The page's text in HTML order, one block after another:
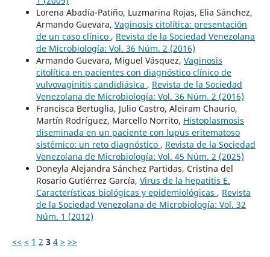
Lorena Abadía-Patiño, Luzmarina Rojas, Elia Sánchez,
Armando Guevara, Vaginosis citolítica: presentación
de un caso clínico , Revista de la Sociedad Venezolana
de Microbiología: Vol. 36 Núm. 2 (2016)
Armando Guevara, Miguel Vásquez, Vaginosis
citolítica en pacientes con diagnóstico clínico de
vulvovaginitis candidiásica , Revista de la Sociedad
Venezolana de Microbiología: Vol. 36 Núm. 2 (2016)
Francisca Bertuglia, Julio Castro, Aleiram Chaurio,
Martín Rodríguez, Marcello Norrito, Histoplasmosis
diseminada en un paciente con lupus eritematoso
sistémico: un reto diagnóstico , Revista de la Sociedad
Venezolana de Microbiología: Vol. 45 Núm. 2 (2025)
Doneyla Alejandra Sánchez Partidas, Cristina del
Rosario Gutiérrez García, Virus de la hepatitis E.
Características biológicas y epidemiológicas , Revista
de la Sociedad Venezolana de Microbiología: Vol. 32
Núm. 1 (2012)
<< < 1 2 3 4 > >>